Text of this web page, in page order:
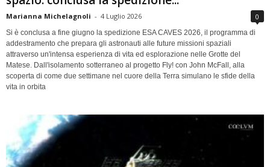
Marianna Michelagnoli - 4 Luglio 2026 0
Si è conclusa a fine giugno la spedizione ESA CAVES 2026, il programma di
addestramento che prepara gli astronauti alle future missioni spaziali
attraverso un'intensa esperienza di vita ed esplorazione nelle Grotte del
Matese. Dall'isolamento sotterraneo al progetto Fly! con John McFall, alla
scoperta di come due settimane nel cuore della Terra simulano le sfide della
vita in orbita